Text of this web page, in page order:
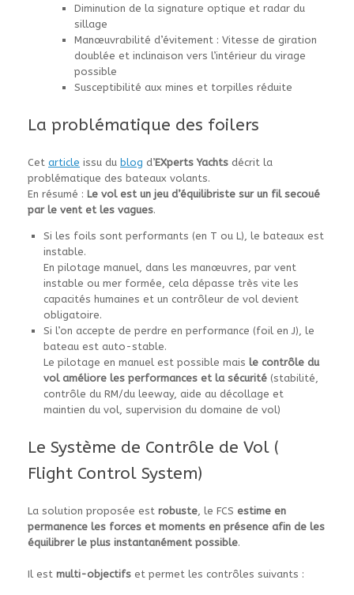
Diminution de la signature optique et radar du
sillage
Manœuvrabilité d’évitement : Vitesse de giration
doublée et inclinaison vers l’intérieur du virage
possible
Susceptibilité aux mines et torpilles réduite
La problématique des foilers
Cet article issu du blog d’EXperts Yachts décrit la
problématique des bateaux volants.
En résumé : Le vol est un jeu d’équilibriste sur un fil secoué
par le vent et les vagues.
Si les foils sont performants (en T ou L), le bateaux est
instable.
En pilotage manuel, dans les manœuvres, par vent
instable ou mer formée, cela dépasse très vite les
capacités humaines et un contrôleur de vol devient
obligatoire.
Si l’on accepte de perdre en performance (foil en J), le
bateau est auto-stable.
Le pilotage en manuel est possible mais le contrôle du
vol améliore les performances et la sécurité(stabilité,
contrôle du RM/du leeway, aide au décollage et
maintien du vol, supervision du domaine de vol)
Le Système de Contrôle de Vol (
Flight Control System)
La solution proposée est robuste , le FCS estime en
permanence les forces et moments en présence afin de les
équilibrer le plus instantanément possible.
Il est multi-objectifs et permet les contrôles suivants :